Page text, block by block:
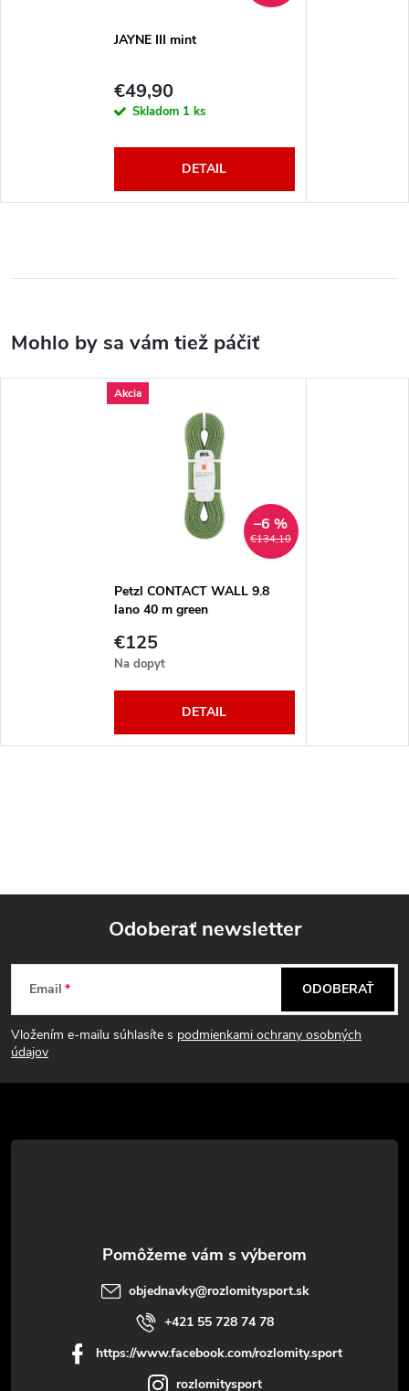
JAYNE III mint
€49,90
Skladom 1 ks
DETAIL
Akcia
€134,10
–6 %
Petzl CONTACT WALL 9.8
lano 40 m green
€125
Na dopyt
DETAIL
Z
á
p
t
Odoberať newsletter
Email
Vložením e-mailu súhlasíte s podmienkami ochrany osobných
údajov
ODOBERAŤ
objednavky@rozlomitysport.sk
+421 55 728 74 78
https://www.facebook.com/rozlomity.sport
rozlomitysport